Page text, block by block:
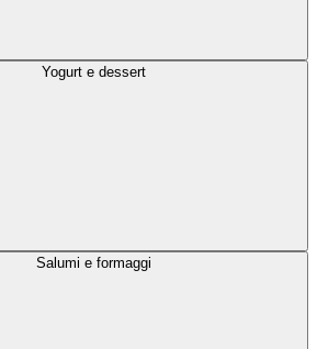
Yogurt e dessert
Salumi e formaggi